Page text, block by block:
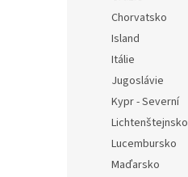
Chorvatsko
Island
Itálie
Jugoslávie
Kypr - Severní
Lichtenštejnsko
Lucembursko
Maďarsko